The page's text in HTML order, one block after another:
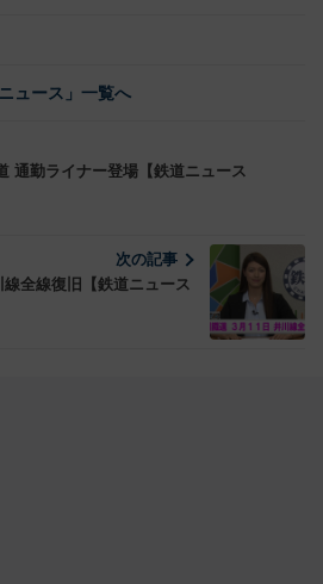
ニュース」一覧へ
通勤ライナー登場【鉄道ニュース
次の記事
全線復旧【鉄道ニュース